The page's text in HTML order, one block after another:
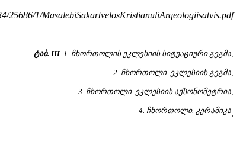
25686/1/MasalebiSakartvelosKristianuliArqeologiisatvis.pdf
ტაბ. III. 1. ჩხორთოლის ეკლესიის სიტუაციური გეგმა;
2. ჩხორთოლი. ეკლესიის გეგმა;
3. ჩხორთოლი. ეკლესიის აქსონომეტრია;
4. ჩხორთოლი. კერამიკა.